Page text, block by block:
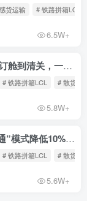
货运输 # 铁路拼箱LCL
6.5W+
【行业干货】铁路拼柜LCL操作全指南：从订舱到清关，一文读懂
# 铁路拼箱LCL # 散货铁
5.8W+
2026中欧班列“内卷”实录：如何用“铁路快通”模式降低10%物流成本？
# 铁路拼箱LCL # 散货铁
5.6W+